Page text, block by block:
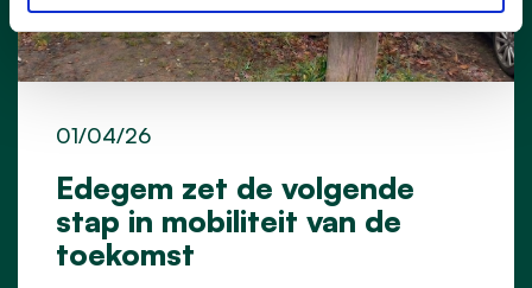
Edegem zet de volgende
stap in mobiliteit van de
toekomst
01/04/26